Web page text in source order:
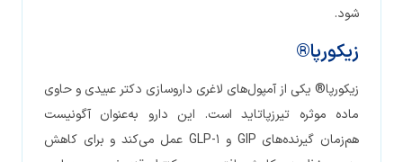
شود.
زیکورپا®
زیکورپا® یکی از آمپول‌های لاغری داروسازی دکتر عبیدی و حاوی
ماده موثره تیرزپاتاید است. این دارو به‌عنوان آگونیست
هم‌زمان گیرنده‌های GIP و GLP-1 عمل می‌کند و برای کاهش